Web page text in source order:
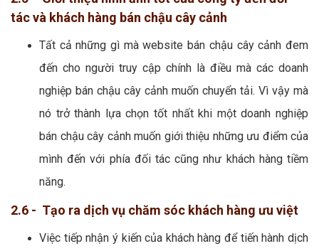
tác và khách hàng bán chậu cây cảnh
Tất cả những gì mà website bán chậu cây cảnh đem
đến cho người truy cập chính là điều mà các doanh
nghiệp bán chậu cây cảnh muốn chuyển tải. Vì vậy mà
nó trở thành lựa chọn tốt nhất khi một doanh nghiệp
bán chậu cây cảnh muốn giới thiệu những ưu điểm của
mình đến với phía đối tác cũng như khách hàng tiềm
năng.
2.6 - Tạo ra dịch vụ chăm sóc khách hàng ưu việt
Việc tiếp nhận ý kiến của khách hàng để tiến hành dịch